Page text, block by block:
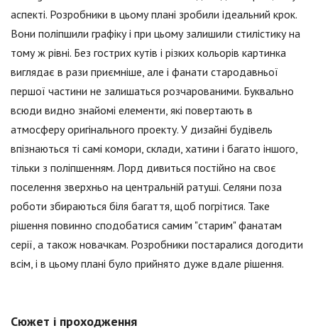
аспекті. Розробники в цьому плані зробили ідеальний крок.
Вони поліпшили графіку і при цьому залишили стилістику на
тому ж рівні. Без гострих кутів і різких кольорів картинка
виглядає в рази приємніше, але і фанати стародавньої
першої частини не залишаться розчарованими. Буквально
всюди видно знайомі елементи, які повертають в
атмосферу оригінального проекту. У дизайні будівель
впізнаються ті самі комори, склади, хатини і багато іншого,
тільки з поліпшенням. Лорд дивиться постійно на своє
поселення зверхньо на центральній ратуші. Селяни поза
роботи збираються біля багаття, щоб погрітися. Таке
рішення повинно сподобатися самим "старим" фанатам
серії, а також новачкам. Розробники постаралися догодити
всім, і в цьому плані було прийнято дуже вдале рішення.
Сюжет і проходження